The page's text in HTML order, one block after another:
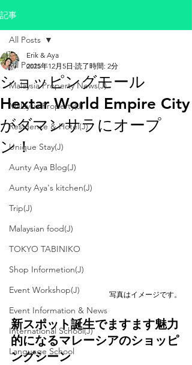
記事
All Posts
Malaysia Property News(J)
Malaysia Property(J)
Residence & Hotel(J)
Unique Stay(J)
Aunty Aya Blog(J)
Aunty Aya's kitchen(J)
Trip(J)
Malaysian food(J)
TOKYO TABINIKO
Shop Informetion(J)
Event Workshop(J)
Event Information & News
International School(J)
Language School
All Posts
ショッピングモール
Hextar World Empire City
がダマンサラにオープ
ン！
Erik & Aya
2025年12月5日 読了時間: 2分
写真はイメージです。
新スポット誕生でますます魅力
的になるマレーシアのショッピ
ングシーン